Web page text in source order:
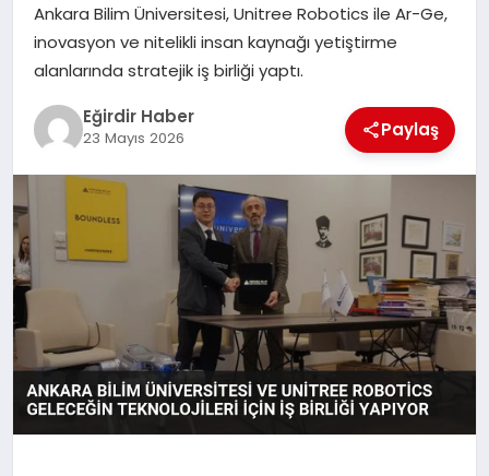
SIYASET
SPOR
TEKNOLOJI
YAŞAM
Ankara Bilim Üniversitesi, Unitree Robotics ile Ar-Ge,
inovasyon ve nitelikli insan kaynağı yetiştirme
alanlarında stratejik iş birliği yaptı.
Eğirdir Haber
23 Mayıs 2026 Paylaş